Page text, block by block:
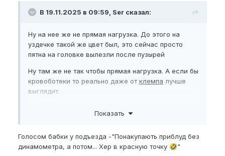
В 19.11.2025 в 09:59, Ser сказал:
Ну на нее же не прямая нагрузка. До этого на
уздечке такой же цвет был, это сейчас просто
пятна на головке вылезли после пузырей
Ну там же не так чтобы прямая нагрузка. А если бы
кровоботеки то реально даже отклемпа лучше
выглядит.
таскал в день часов по 6-9, точно не помню.
После этого начал увеличивать нагрузку. И
Показать
Голосом бабки у подъезда -"Понакупають приблуд без
динамометра, а потом... Хер в красную точку 🤣"